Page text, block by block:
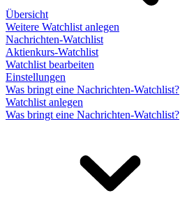
Übersicht
Weitere Watchlist anlegen
Nachrichten-Watchlist
Aktienkurs-Watchlist
Watchlist bearbeiten
Einstellungen
Was bringt eine Nachrichten-Watchlist?
Watchlist anlegen
Was bringt eine Nachrichten-Watchlist?